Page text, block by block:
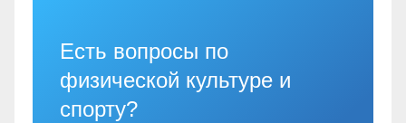
Есть вопросы по
физической культуре и
спорту?